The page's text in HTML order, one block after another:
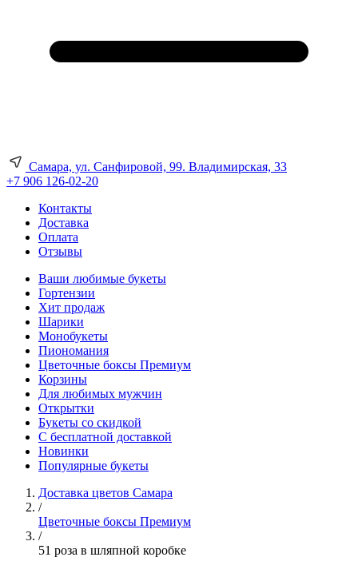
Самара, ул. Санфировой, 99. Владимирская, 33
+7 906 126-02-20
Контакты
Доставка
Оплата
Отзывы
Ваши любимые букеты
Гортензии
Хит продаж
Шарики
Монобукеты
Пиономания
Цветочные боксы Премиум
Корзины
Для любимых мужчин
Открытки
Букеты со скидкой
С бесплатной доставкой
Новинки
Популярные букеты
Доставка цветов Самара
/
Цветочные боксы Премиум
/
51 роза в шляпной коробке